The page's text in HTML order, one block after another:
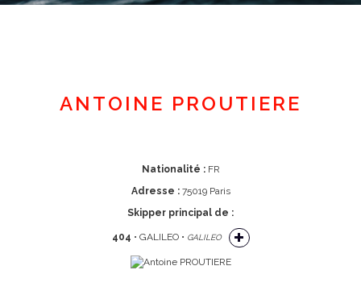
ANTOINE PROUTIERE
Nationalité :FR
Adresse :75019 Paris
Skipper principal de :
404 • GALILEO • GALILEO